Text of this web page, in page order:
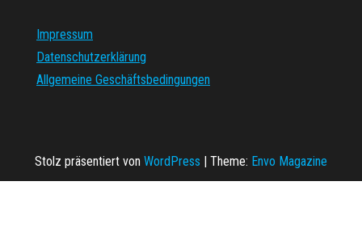
Impressum
Datenschutzerklärung
Allgemeine Geschäftsbedingungen
Stolz präsentiert von WordPress | Theme: Envo Magazine